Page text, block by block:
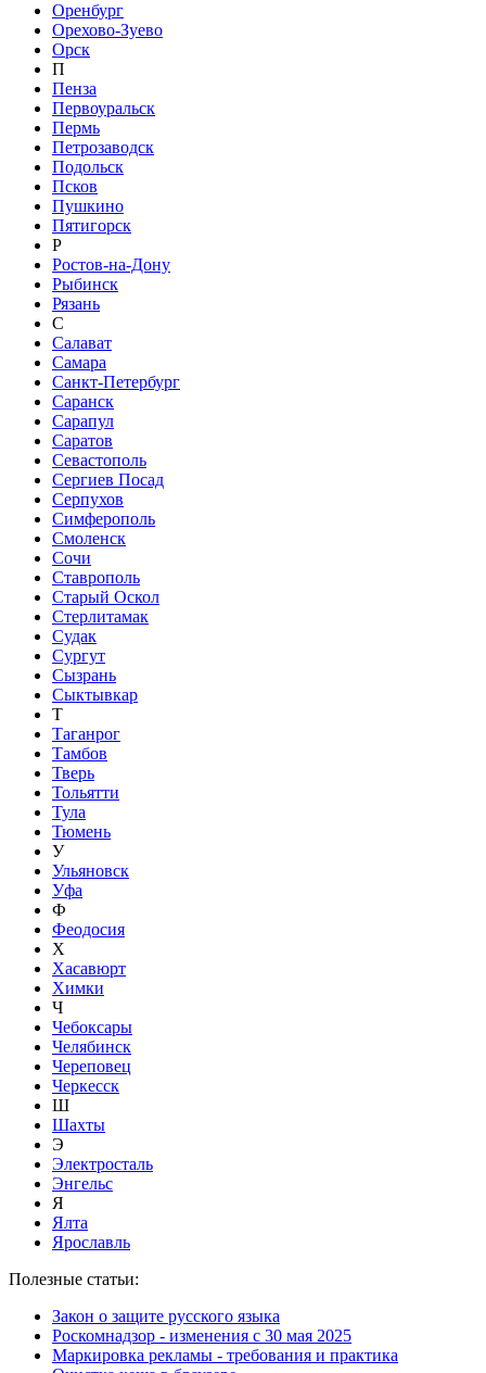
Оренбург
Орехово-Зуево
Орск
П
Пенза
Первоуральск
Пермь
Петрозаводск
Подольск
Псков
Пушкино
Пятигорск
Р
Ростов-на-Дону
Рыбинск
Рязань
С
Салават
Самара
Санкт-Петербург
Саранск
Сарапул
Саратов
Севастополь
Сергиев Посад
Серпухов
Симферополь
Смоленск
Сочи
Ставрополь
Старый Оскол
Стерлитамак
Судак
Сургут
Сызрань
Сыктывкар
Т
Таганрог
Тамбов
Тверь
Тольятти
Тула
Тюмень
У
Ульяновск
Уфа
Ф
Феодосия
Х
Хасавюрт
Химки
Ч
Чебоксары
Челябинск
Череповец
Черкесск
Ш
Шахты
Э
Электросталь
Энгельс
Я
Ялта
Ярославль
Полезные статьи:
Закон о защите русского языка
Роскомнадзор - изменения с 30 мая 2025
Маркировка рекламы - требования и практика